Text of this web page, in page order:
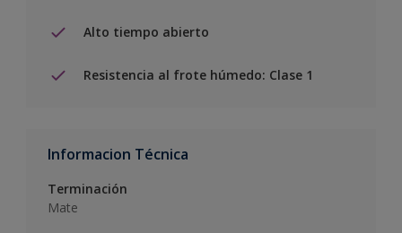
Alto tiempo abierto
Resistencia al frote húmedo: Clase 1
Informacion Técnica
Terminación
Mate